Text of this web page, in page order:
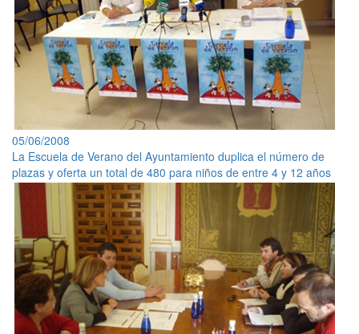
05/06/2008
La Escuela de Verano del Ayuntamiento duplica el número de
plazas y oferta un total de 480 para niños de entre 4 y 12 años